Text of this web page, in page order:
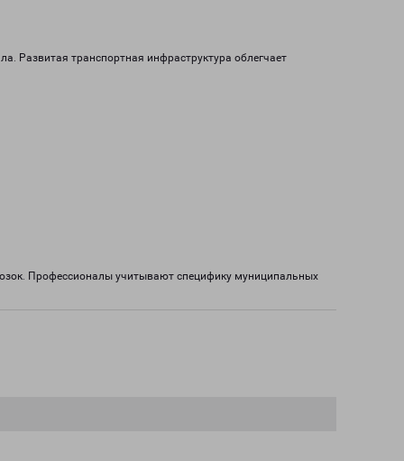
Развитая транспортная инфраструктура облегчает
Профессионалы учитывают специфику муниципальных